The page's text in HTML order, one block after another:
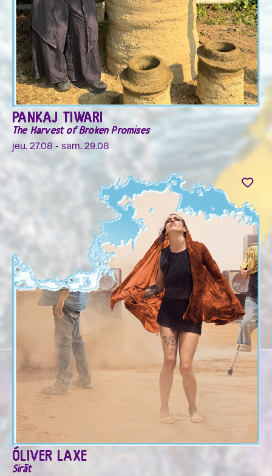
PANKAJ TIWARI
The Harvest of Broken Promises
jeu. 27.08 - sam. 29.08
ÓLIVER LAXE
Sirāt